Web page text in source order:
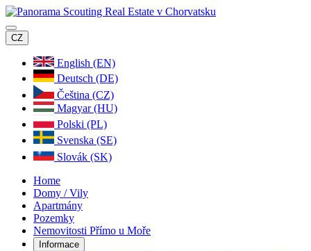
CZ
English (EN)
Deutsch (DE)
Čeština (CZ)
Magyar (HU)
Polski (PL)
Svenska (SE)
Slovák (SK)
Home
Domy / Vily
Apartmány
Pozemky
Nemovitosti Přímo u Moře
Informace